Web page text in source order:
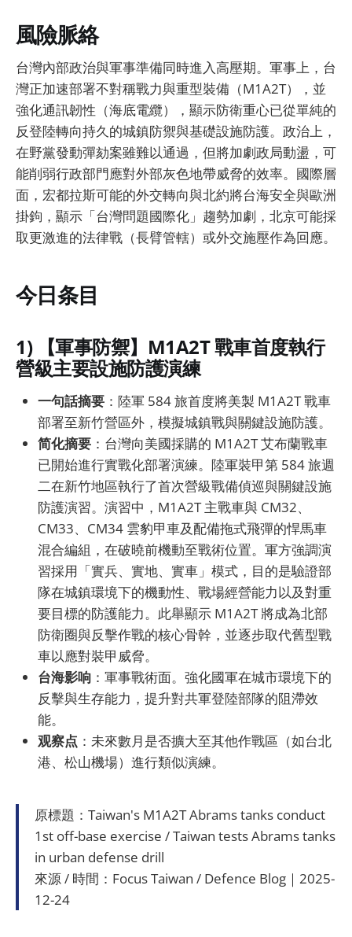
風險脈絡
台灣內部政治與軍事準備同時進入高壓期。軍事上，台
灣正加速部署不對稱戰力與重型裝備（M1A2T），並
強化通訊韌性（海底電纜），顯示防衛重心已從單純的
反登陸轉向持久的城鎮防禦與基礎設施防護。政治上，
在野黨發動彈劾案雖難以通過，但將加劇政局動盪，可
能削弱行政部門應對外部灰色地帶威脅的效率。國際層
面，宏都拉斯可能的外交轉向與北約將台海安全與歐洲
掛鉤，顯示「台灣問題國際化」趨勢加劇，北京可能採
取更激進的法律戰（長臂管轄）或外交施壓作為回應。
今日条目
1) 【軍事防禦】M1A2T 戰車首度執行
營級主要設施防護演練
一句話摘要 ：陸軍 584 旅首度將美製 M1A2T 戰車
部署至新竹營區外，模擬城鎮戰與關鍵設施防護。
简化摘要 ：台灣向美國採購的 M1A2T 艾布蘭戰車
已開始進行實戰化部署演練。陸軍裝甲第 584 旅週
二在新竹地區執行了首次營級戰備偵巡與關鍵設施
防護演習。演習中，M1A2T 主戰車與 CM32、
CM33、CM34 雲豹甲車及配備拖式飛彈的悍馬車
混合編組，在破曉前機動至戰術位置。軍方強調演
習採用「實兵、實地、實車」模式，目的是驗證部
隊在城鎮環境下的機動性、戰場經營能力以及對重
要目標的防護能力。此舉顯示 M1A2T 將成為北部
防衛圈與反擊作戰的核心骨幹，並逐步取代舊型戰
車以應對裝甲威脅。
台海影响 ：軍事戰術面。強化國軍在城市環境下的
反擊與生存能力，提升對共軍登陸部隊的阻滯效
能。
观察点 ：未來數月是否擴大至其他作戰區（如台北
港、松山機場）進行類似演練。
原標題：Taiwan's M1A2T Abrams tanks conduct
1st off-base exercise / Taiwan tests Abrams tanks
in urban defense drill
來源 / 時間：Focus Taiwan / Defence Blog｜2025-
12-24